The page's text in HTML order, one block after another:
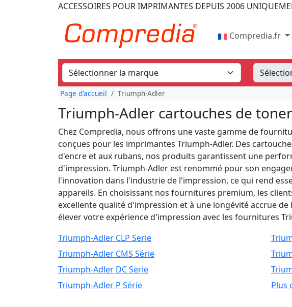
ACCESSOIRES POUR IMPRIMANTES DEPUIS 2006
Compredia.fr
Page d'accueil Triumph-Adler
Triumph-Adler cartouches de
Chez Compredia, nous offrons une vaste gamme de
conçues pour les imprimantes Triumph-Adler. Des
d'encre et aux rubans, nos produits garantissent une
d'impression. Triumph-Adler est renommé pour son
l'innovation dans l'industrie de l'impression, ce qui rend
appareils. En choisissant nos fournitures premium, les
excellente qualité d'impression et à une longévité accrue
élever votre expérience d'impression avec les fournitures
Triumph-Adler CLP Serie
Triumph-Adler CMS Série
Triumph-Adler DC Serie
Triumph-Adler P Série
Plus